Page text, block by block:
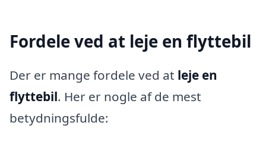
Fordele ved at leje en flyttebil
Der er mange fordele ved at leje en
flyttebil. Her er nogle af de mest
betydningsfulde: